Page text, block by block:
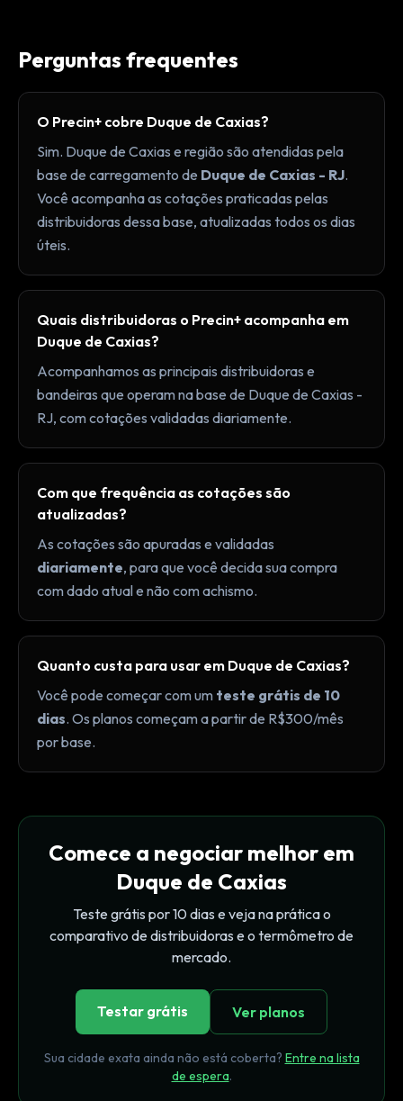
Perguntas frequentes
O Precin+ cobre Duque de Caxias?
Sim. Duque de Caxias e região são atendidas pela
base de carregamento de Duque de Caxias - RJ.
Você acompanha as cotações praticadas pelas
distribuidoras dessa base, atualizadas todos os dias
úteis.
Quais distribuidoras o Precin+ acompanha em
Duque de Caxias?
Acompanhamos as principais distribuidoras e
bandeiras que operam na base de Duque de Caxias -
RJ, com cotações validadas diariamente.
Com que frequência as cotações são
atualizadas?
As cotações são apuradas e validadas
diariamente, para que você decida sua compra
com dado atual e não com achismo.
Quanto custa para usar em Duque de Caxias?
Você pode começar com um teste grátis de 10
dias. Os planos começam a partir de R$300/mês
por base.
Comece a negociar melhor em
Duque de Caxias
Teste grátis por 10 dias e veja na prática o
comparativo de distribuidoras e o termômetro de
mercado.
Testar grátis Ver planos
Sua cidade exata ainda não está coberta? Entre na lista
de espera.